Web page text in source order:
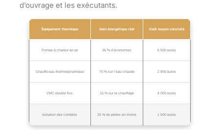
d’ouvrage et les exécutants.
Équipement thermique Gain énergétique réel Coût moyen constaté
Pompe à chaleur air-air 35 % d’économies 6 500 euros
Chauffe-eau thermodynamique 70 % sur l’eau chaude 2 800 euros
VMC double flux 15 % sur le chauffage 4 000 euros
Isolation des combles 25 % de pertes en moins 1 500 euros